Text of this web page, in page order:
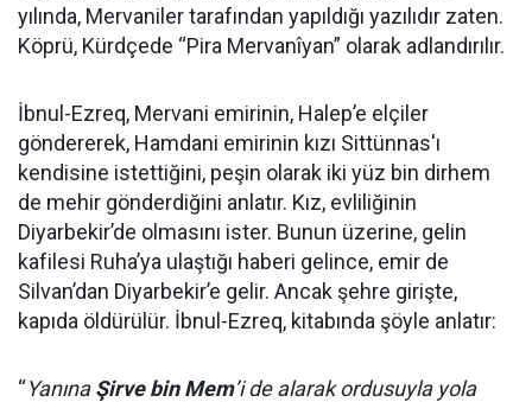
yılında, Mervaniler tarafından yapıldığı yazılıdır zaten.
Köprü, Kürdçede “Pira Mervanîyan” olarak adlandırılır.
İbnul-Ezreq, Mervani emirinin, Halep’e elçiler
göndererek, Hamdani emirinin kızı Sittünnas'ı
kendisine istettiğini, peşin olarak iki yüz bin dirhem
de mehir gönderdiğini anlatır. Kız, evliliğinin
Diyarbekir’de olmasını ister. Bunun üzerine, gelin
kafilesi Ruha’ya ulaştığı haberi gelince, emir de
Silvan’dan Diyarbekir’e gelir. Ancak şehre girişte,
kapıda öldürülür. İbnul-Ezreq, kitabında şöyle anlatır:
“YanınaŞirve bin Mem’i de alarak ordusuyla yola